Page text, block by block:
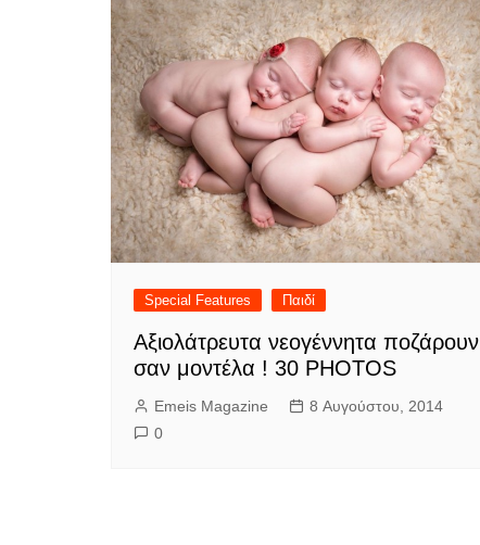
Special Features Παιδί
Αξιολάτρευτα νεογέννητα ποζάρουν
σαν μοντέλα ! 30 PHOTOS
Emeis Magazine
8 Αυγούστου, 2014
0